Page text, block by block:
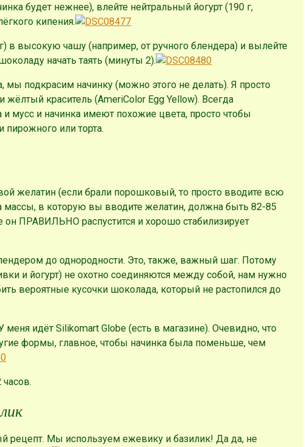
будет нежнее), влейте нейтральный йогурт (190 г,
кипения.
в высокую чашу (например, от ручного блендера) и вылейте
начать таять (минуты 2).
мы подкрасим начинку (можно этого не делать). Я просто
жёлтый краситель (AmeriColor Egg Yellow). Всегда
и мусс и начинка имеют похожие цвета, просто чтобы
пирожного или торта.
желатин (если брали порошковый, то просто вводите всю
массы, в которую вы вводите желатин, должна быть 82-85
он ПРАВИЛЬНО распустится и хорошо стабилизирует
до однородности. Это, также, важный шаг. Потому
и йогурт) не охотно соединяются между собой, нам нужно
вероятные кусочки шоколада, который не растопился до
идёт Silikomart Globe (есть в магазине). Очевидно, что
формы, главное, чтобы начинка была поменьше, чем
рецепт. Мы используем ежевику и базилик! Да да, не